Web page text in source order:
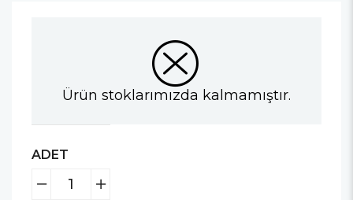
Ürün stoklarımızda kalmamıştır.
ADET